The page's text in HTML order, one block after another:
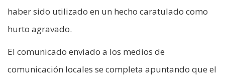
haber sido utilizado en un hecho caratulado como
hurto agravado.
El comunicado enviado a los medios de
comunicación locales se completa apuntando que el